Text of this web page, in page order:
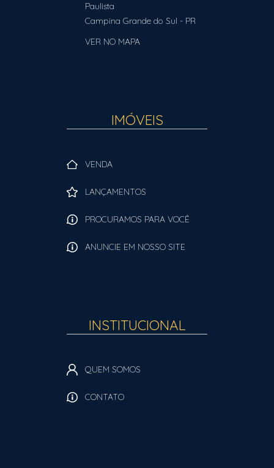
Paulista
Campina Grande do Sul - PR
VER NO MAPA
IMÓVEIS
VENDA
LANÇAMENTOS
PROCURAMOS PARA VOCÊ
ANUNCIE EM NOSSO SITE
INSTITUCIONAL
QUEM SOMOS
CONTATO